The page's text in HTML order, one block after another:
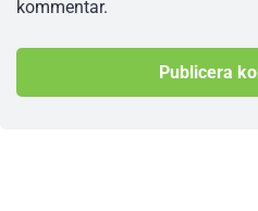
kommentar.